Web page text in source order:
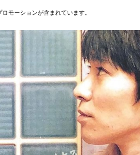
モーションが含まれています。